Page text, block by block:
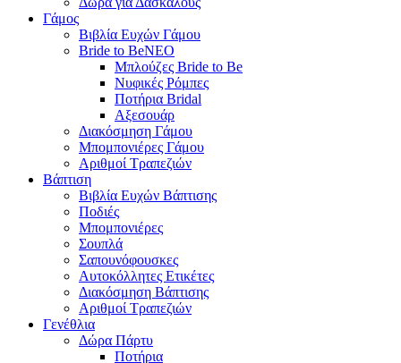
Γάμος
Βιβλία Ευχών Γάμου
Bride to BeNEO
Μπλούζες Bride to Be
Νυφικές Ρόμπες
Ποτήρια Bridal
Αξεσουάρ
Διακόσμηση Γάμου
Μπομπονιέρες Γάμου
Αριθμοί Τραπεζιών
Βάπτιση
Βιβλία Ευχών Βάπτισης
Ποδιές
Μπομπονιέρες
Σουπλά
Σαπουνόφουσκες
Αυτοκόλλητες Ετικέτες
Διακόσμηση Βάπτισης
Αριθμοί Τραπεζιών
Γενέθλια
Δώρα Πάρτυ
Ποτήρια